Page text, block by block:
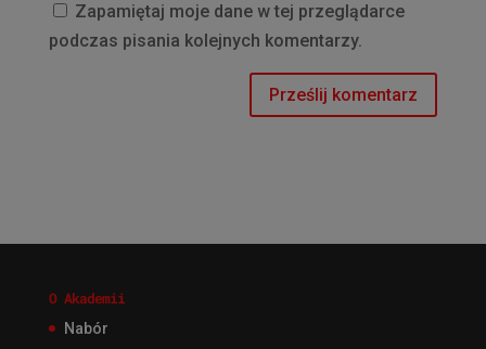
Zapamiętaj moje dane w tej przeglądarce
podczas pisania kolejnych komentarzy.
O Akademii
Nabór